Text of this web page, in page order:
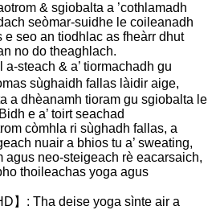
& sgiobalta a ’cothlamadh
seòmar-suidhe le coileanadh
e seo an tiodhlac as fheàrr dhut
no do theaghlach.
a-steach & a’ tiormachadh gu
sùghaidh fallas làidir aige,
a dhèanamh tioram gu sgiobalta le
e a’ toirt seachad
còmhla ri sùghadh fallas, a
nuair a bhios tu a’ sweating,
agus neo-steigeach rè eacarsaich,
thoileachas yoga agus
】: Tha deise yoga sìnte air a